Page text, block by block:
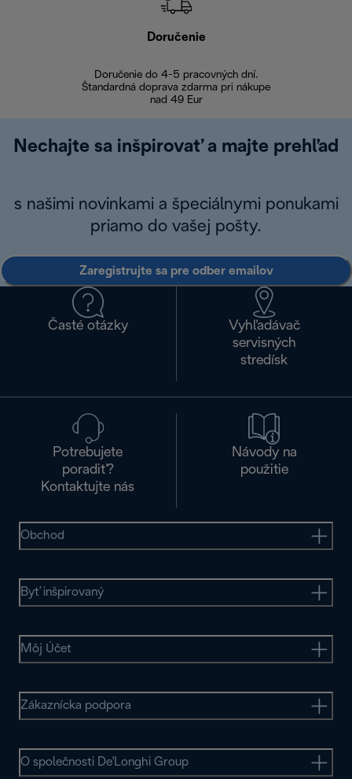
Doručenie
Doručenie do 4-5 pracovných dní.
Štandardná doprava zdarma pri nákupe
nad 49 Eur
Nechajte sa inšpirovať a majte prehľad
s našimi novinkami a špeciálnymi ponukami
priamo do vašej pošty.
Zaregistrujte sa pre odber emailov
Časté otázky
Vyhľadávač
servisných
stredísk
Potrebujete
poradiť?
Kontaktujte nás
Návody na
použitie
Obchod
Byť inšpirovaný
Môj Účet
Zákaznícka podpora
O společnosti De'Longhi Group